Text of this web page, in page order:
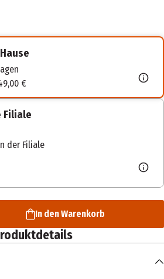
€
Filiale
der Filiale
In den Warenkorb